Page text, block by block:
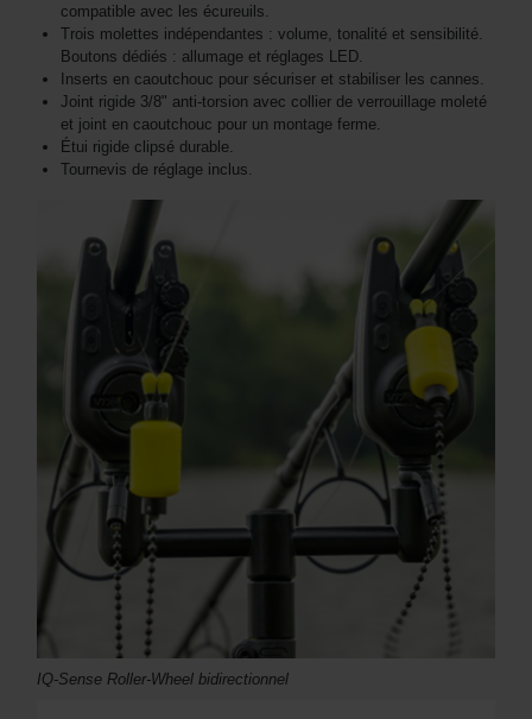
compatible avec les écureuils.
Trois molettes indépendantes : volume, tonalité et sensibilité.
Boutons dédiés : allumage et réglages LED.
Inserts en caoutchouc pour sécuriser et stabiliser les cannes.
Joint rigide 3/8" anti-torsion avec collier de verrouillage moleté
et joint en caoutchouc pour un montage ferme.
Étui rigide clipsé durable.
Tournevis de réglage inclus.
IQ-Sense Roller-Wheel bidirectionnel